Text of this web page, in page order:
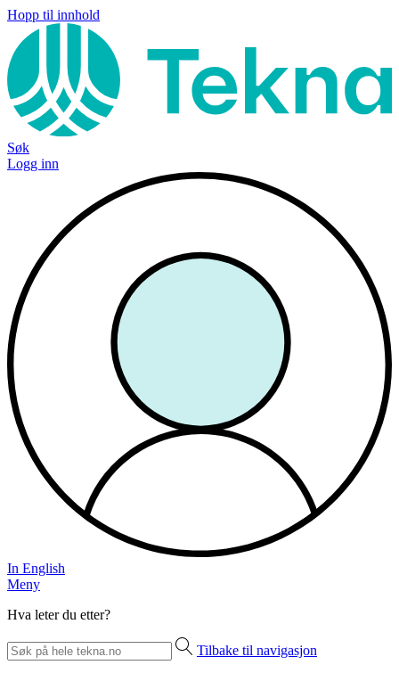
Hopp til innhold
Søk
Logg inn
In English
Meny
Hva leter du etter?
Tilbake til navigasjon